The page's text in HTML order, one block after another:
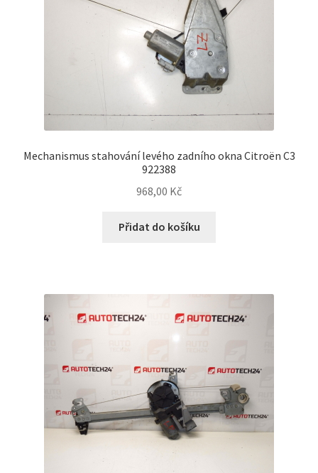
Mechanismus stahování levého zadního okna Citroën C3
922388
968,00 Kč
Přidat do košíku